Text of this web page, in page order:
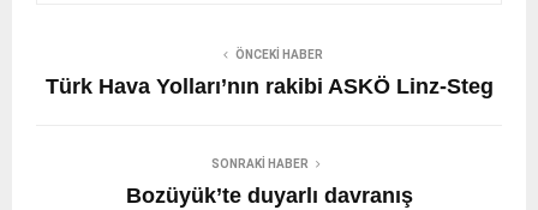
ÖNCEKI HABER
Türk Hava Yolları’nın rakibi ASKÖ Linz-Steg
SONRAKI HABER
Bozüyük’te duyarlı davranış